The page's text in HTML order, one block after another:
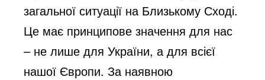
i
d
загальної ситуації на Близькому Сході.
Це має принципове значення для нас
– не лише для України, а для всієї
нашої Європи. За наявною